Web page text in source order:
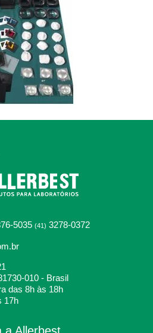
5035 (41) 3278-0372
010 - Brasil
das 8h às 18h
17h